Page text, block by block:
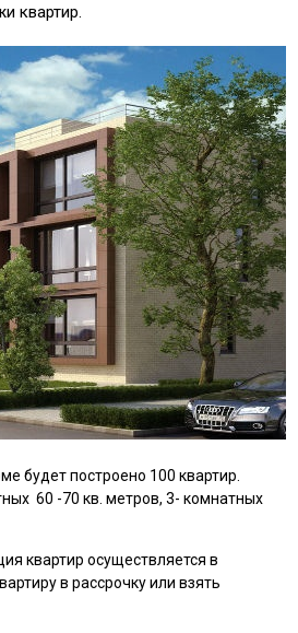
квартир.
будет построено 100 квартир.
60 -70 кв. метров, 3- комнатных
квартир осуществляется в
в рассрочку или взять